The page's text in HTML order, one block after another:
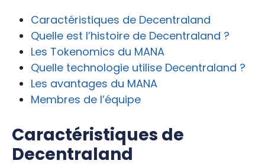
Caractéristiques de Decentraland
Quelle est l’histoire de Decentraland ?
Les Tokenomics du MANA
Quelle technologie utilise Decentraland ?
Les avantages du MANA
Membres de l’équipe
Caractéristiques de
Decentraland